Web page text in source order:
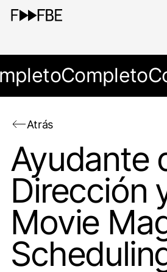
Completo
Atrás
Ayudante
Dirección
Movie